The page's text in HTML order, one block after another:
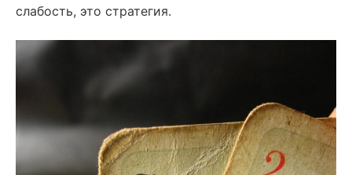
слабость, это стратегия.